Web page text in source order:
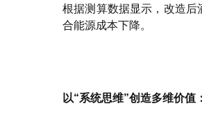
根据测算数据显示，改造
合能源成本下降。
以“系统思维”创造多维价